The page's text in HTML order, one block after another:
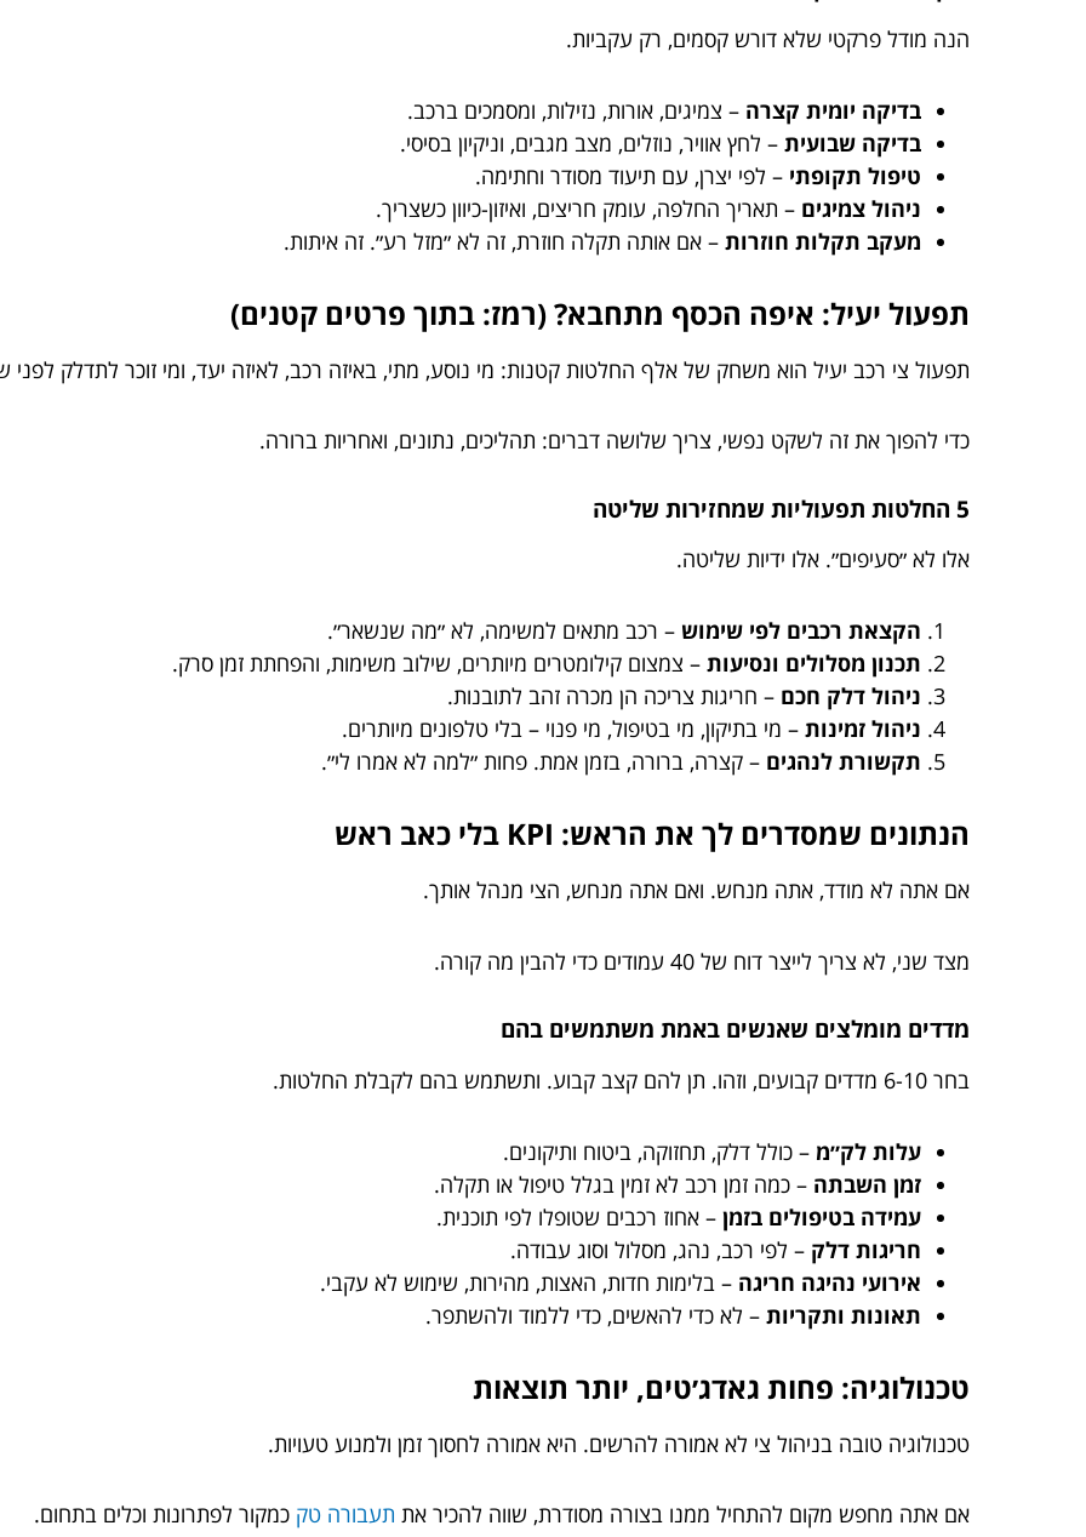
הנה מודל פרקטי שלא דורש קסמים, רק עקביות.
בדיקה יומית קצרה – צמיגים, אורות, נזילות, ומסמכים ברכב.
בדיקה שבועית – לחץ אוויר, נוזלים, מצב מגבים, וניקיון בסיסי.
טיפול תקופתי – לפי יצרן, עם תיעוד מסודר וחתימה.
ניהול צמיגים – תאריך החלפה, עומק חריצים, ואיזון-כיוון כשצריך.
מעקב תקלות חוזרות – אם אותה תקלה חוזרת, זה לא ״מזל רע״. זה איתות.
תפעול יעיל: איפה הכסף מתחבא? (רמז: בתוך פרטים קטנים)
תפעול צי רכב יעיל הוא משחק של אלף החלטות קטנות: מי נוסע, מתי, באיזה רכב, לאיזה יעד, ומי זוכר לתדלק לפני
כדי להפוך את זה לשקט נפשי, צריך שלושה דברים: תהליכים, נתונים, ואחריות ברורה.
5 החלטות תפעוליות שמחזירות שליטה
אלו לא ״סעיפים״. אלו ידיות שליטה.
הקצאת רכבים לפי שימוש – רכב מתאים למשימה, לא ״מה שנשאר״.
תכנון מסלולים ונסיעות – צמצום קילומטרים מיותרים, שילוב משימות, והפחתת זמן סרק.
ניהול דלק חכם – חריגות צריכה הן מכרה זהב לתובנות.
ניהול זמינות – מי בתיקון, מי בטיפול, מי פנוי – בלי טלפונים מיותרים.
תקשורת לנהגים – קצרה, ברורה, בזמן אמת. פחות ״למה לא אמרו לי״.
הנתונים שמסדרים לך את הראש: KPI בלי כאב ראש
אם אתה לא מודד, אתה מנחש. ואם אתה מנחש, הצי מנהל אותך.
מצד שני, לא צריך לייצר דוח של 40 עמודים כדי להבין מה קורה.
מדדים מומלצים שאנשים באמת משתמשים בהם
בחר 6-10 מדדים קבועים, וזהו. תן להם קצב קבוע. ותשתמש בהם לקבלת החלטות.
עלות לק״מ – כולל דלק, תחזוקה, ביטוח ותיקונים.
זמן השבתה – כמה זמן רכב לא זמין בגלל טיפול או תקלה.
עמידה בטיפולים בזמן – אחוז רכבים שטופלו לפי תוכנית.
חריגות דלק – לפי רכב, נהג, מסלול וסוג עבודה.
אירועי נהיגה חריגה – בלימות חדות, האצות, מהירות, שימוש לא עקבי.
תאונות ותקריות – לא כדי להאשים, כדי ללמוד ולהשתפר.
טכנולוגיה: פחות גאדג׳טים, יותר תוצאות
טכנולוגיה טובה בניהול צי לא אמורה להרשים. היא אמורה לחסוך זמן ולמנוע טעויות.
אם אתה מחפש מקום להתחיל ממנו בצורה מסודרת, שווה להכיר את תעבורה טק כמקור לפתרונות וכלים בתחום.